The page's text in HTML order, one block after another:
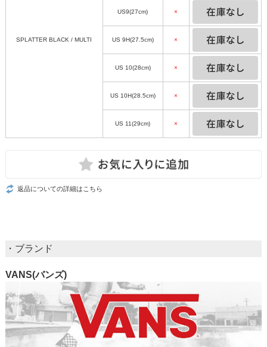
SPLATTER BLACK / MULTI
US9(27cm) ×
US 9H(27.5cm) ×
US 10(28cm) ×
US 10H(28.5cm) ×
US 11(29cm) ×
返品についての詳細はこちら
・ブランド
VANS(バンズ)